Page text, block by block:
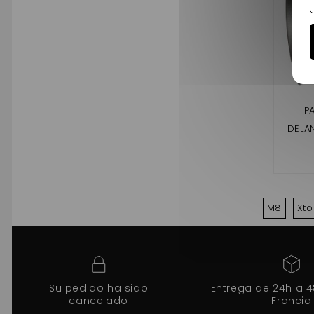
M8
Su pedido ha sido
cancelado
Entrega de 24h a
Francia